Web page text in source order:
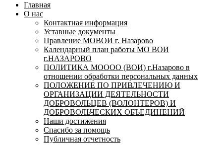
Главная
О нас
Контактная информация
Уставные документы
Правление МОВОИ г. Назарово
Календарный план работы МО ВОИ
г.НАЗАРОВО
ПОЛИТИКА МОООО (ВОИ) г.Назарово в
отношении обработки персональных данных
ПОЛОЖЕНИЕ ПО ПРИВЛЕЧЕНИЮ И
ОРГАНИЗАЦИИ ДЕЯТЕЛЬНОСТИ
ДОБРОВОЛЬЦЕВ (ВОЛОНТЕРОВ) И
ДОБРОВОЛЬЧЕСКИХ ОБЪЕДИНЕНИЙ
Наши достижения
Спасибо за помощь
Публичная отчетность